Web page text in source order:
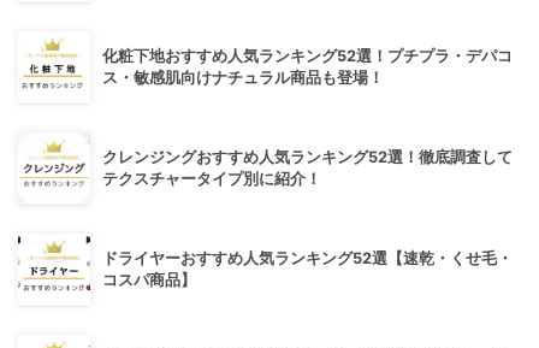
化粧下地おすすめ人気ランキング52選！プチプラ・デパコ
ス・敏感肌向けナチュラル商品も登場！
クレンジングおすすめ人気ランキング52選！徹底調査して
テクスチャータイプ別に紹介！
ドライヤーおすすめ人気ランキング52選【速乾・くせ毛・
コスパ商品】